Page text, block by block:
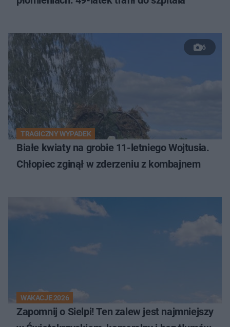
6
TRAGICZNY WYPADEK
Białe kwiaty na grobie 11-letniego Wojtusia.
Chłopiec zginął w zderzeniu z kombajnem
WAKACJE 2026
Zapomnij o Sielpi! Ten zalew jest najmniejszy